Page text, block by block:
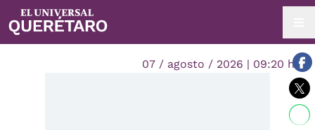
07 / agosto / 2026 | 09:20 hrs.